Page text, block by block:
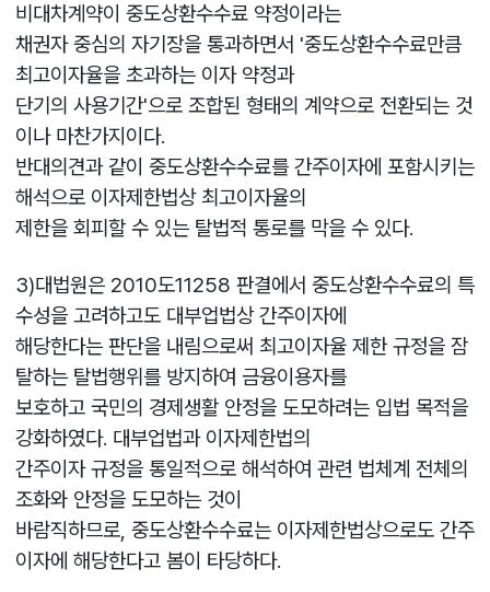
비대차계약이 중도상환수수료 약정이라는
채권자 중심의 자기장을 통과하면서 '중도상환수수료만큼
최고이자율을 초과하는 이자 약정과
단기의 사용기간'으로 조합된 형태의 계약으로 전환되는 것
이나 마찬가지이다.
반대의견과 같이 중도상환수수료를 간주이자에 포함시키는
해석으로 이자제한법상 최고이자율의
제한을 회피할 수 있는 탈법적 통로를 막을 수 있다.
3)대법원은 2010도11258 판결에서 중도상환수수료의 특
수성을 고려하고도 대부업법상 간주이자에
해당한다는 판단을 내림으로써 최고이자율 제한 규정을 잠
탈하는 탈법행위를 방지하여 금융이용자를
보호하고 국민의 경제생활 안정을 도모하려는 입법 목적을
강화하였다. 대부업법과 이자제한법의
간주이자 규정을 통일적으로 해석하여 관련 법체계 전체의
조화와 안정을 도모하는 것이
바람직하므로, 중도상환수수료는 이자제한법상으로도 간주
이자에 해당한다고 봄이 타당하다.